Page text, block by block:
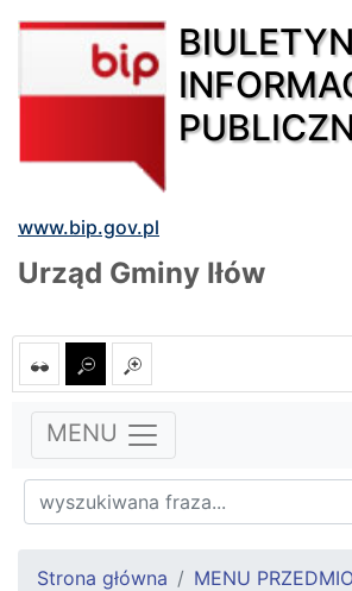
www.bip.gov.pl
Urząd Gminy Iłów
MENU
Strona główna
MENU